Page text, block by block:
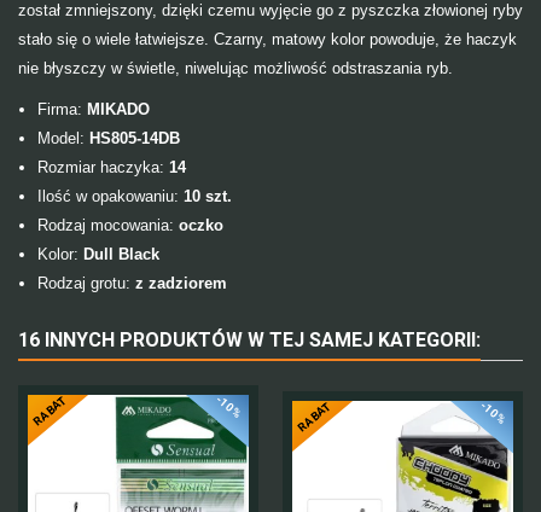
został zmniejszony, dzięki czemu wyjęcie go z pyszczka złowionej ryby
stało się o wiele łatwiejsze. Czarny, matowy kolor powoduje, że haczyk
nie błyszczy w świetle, niwelując możliwość odstraszania ryb.
Firma: MIKADO
Model: HS805-14DB
Rozmiar haczyka: 14
Ilość w opakowaniu: 10 szt.
Rodzaj mocowania: oczko
Kolor: Dull Black
Rodzaj grotu: z zadziorem
16 INNYCH PRODUKTÓW W TEJ SAMEJ KATEGORII:
-10%
RABAT -10%
RABAT